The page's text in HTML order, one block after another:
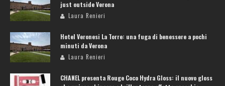
just outside Verona
Laura Renieri
Hotel Veronesi La Torre: una fuga di benessere a pochi
minuti da Verona
Laura Renieri
CHANEL presenta Rouge Coco Hydra Gloss: il nuovo gloss